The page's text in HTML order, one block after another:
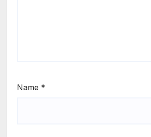
Name *